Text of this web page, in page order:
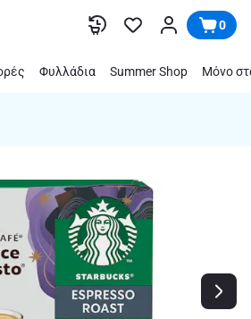
0
Φυλλάδια Summer Shop Μόνο